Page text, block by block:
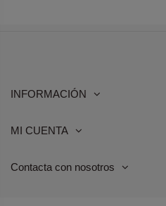
INFORMACIÓN
MI CUENTA
Contacta con nosotros